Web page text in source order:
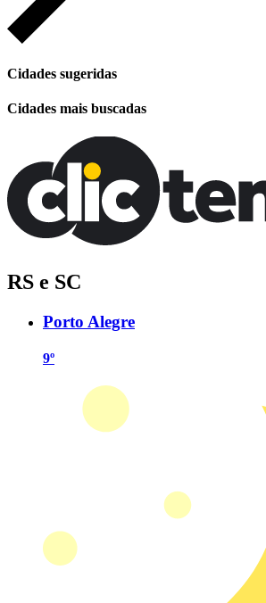
Cidades sugeridas
Cidades mais buscadas
RS e SC
Porto Alegre
9º